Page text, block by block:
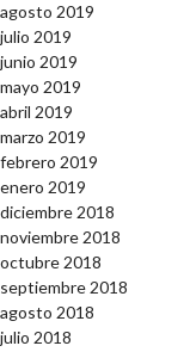
agosto 2019
julio 2019
junio 2019
mayo 2019
abril 2019
marzo 2019
febrero 2019
enero 2019
diciembre 2018
noviembre 2018
octubre 2018
septiembre 2018
agosto 2018
julio 2018